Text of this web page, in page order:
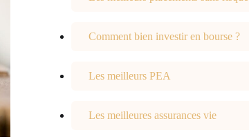
Comment bien investir en bourse ?
Les meilleurs PEA
Les meilleures assurances vie